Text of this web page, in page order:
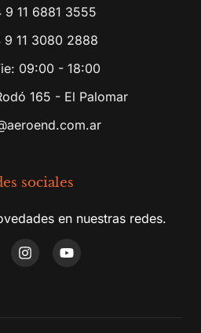
9 11 6881 3555
9 11 3080 2888
09:00 - 18:00
165 - El Palomar
sociales
en nuestras redes.